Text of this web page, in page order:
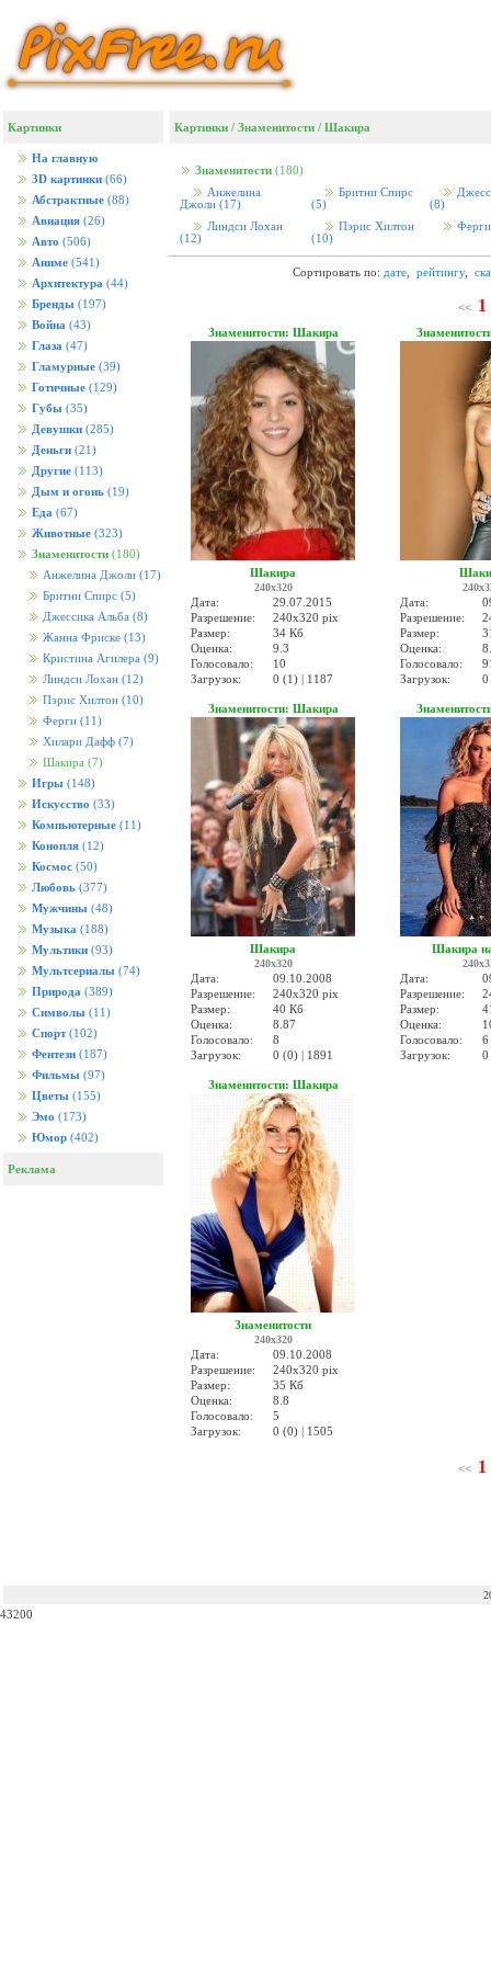
Картинки
На главную
3D картинки (66)
Абстрактные (88)
Авиация (26)
Авто (506)
Аниме (541)
Архитектура (44)
Бренды (197)
Война (43)
Глаза (47)
Гламурные (39)
Готичные (129)
Губы (35)
Девушки (285)
Деньги (21)
Другие (113)
Дым и огонь (19)
Еда (67)
Животные (323)
Знаменитости (180)
Анжелина Джоли (17)
Бритни Спирс (5)
Джессика Альба (8)
Жанна Фриске (13)
Кристина Агилера (9)
Линдси Лохан (12)
Пэрис Хилтон (10)
Ферги (11)
Хилари Дафф (7)
Шакира (7)
Игры (148)
Искусство (33)
Компьютерные (11)
Конопля (12)
Космос (50)
Любовь (377)
Мужчины (48)
Музыка (188)
Мультики (93)
Мультсериалы (74)
Природа (389)
Символы (11)
Спорт (102)
Фентези (187)
Фильмы (97)
Цветы (155)
Эмо (173)
Юмор (402)
Реклама
Картинки / Знаменитости / Шакира
Знаменитости (180)
Анжелина
Джоли (17)
Бритни Спирс
(5)
(8)
Линдси Лохан
(12)
Пэрис Хилтон
(10)
Сортировать по: дате, рейтингу,
<< 1
Знаменитости: Шакира
Шакира
240x320
Дата:
29.07.2015
Разрешение:
240x320 pix
Размер:
34 Кб
Оценка:
9.3
Голосовало:
10
Загрузок:
0 (1) | 1187
Дата:
Разрешение:
Размер:
Оценка:
Голосовало:
Загрузок:
0
Знаменитости: Шакира
Шакира
240x320
Дата:
09.10.2008
Разрешение:
240x320 pix
Размер:
40 Кб
Оценка:
8.87
Голосовало:
8
Загрузок:
0 (0) | 1891
Шакира
Дата:
Разрешение:
Размер:
Оценка:
Голосовало:
6
Загрузок:
0
Знаменитости: Шакира
Знаменитости
240x320
Дата:
09.10.2008
Разрешение:
240x320 pix
Размер:
35 Кб
Оценка:
8.8
Голосовало:
5
Загрузок:
0 (0) | 1505
<< 1
43200